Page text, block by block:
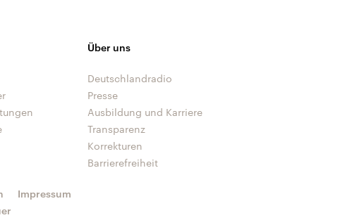
Über uns
Deutschlandradio
Presse
Ausbildung und Karriere
Transparenz
Korrekturen
Barrierefreiheit
Impressum